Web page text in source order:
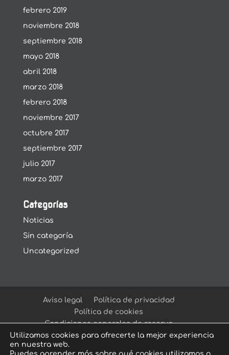
febrero 2019
noviembre 2018
septiembre 2018
mayo 2018
abril 2018
marzo 2018
febrero 2018
noviembre 2017
octubre 2017
septiembre 2017
julio 2017
marzo 2017
Categorías
Noticias
Sin categoría
Uncategorized
Aviso legal
Política de privacidad
Política de cookies
Condiciones generales de reserva
Utilizamos cookies para ofrecerte la mejor experiencia
en nuestra web.